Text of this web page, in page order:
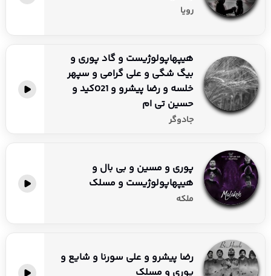
رویا
هیپهاپولوژیست و گاد پوری و
بیگ شگی و علی گرامی و سپهر
خلسه و رضا پیشرو و 021کید و
حسین تی ام
جادوگر
پوری و مسین و بی بال و
هیپهاپولوژیست و مسلک
ملکه
رضا پیشرو و علی سورنا و شایع و
پوری و مسلک